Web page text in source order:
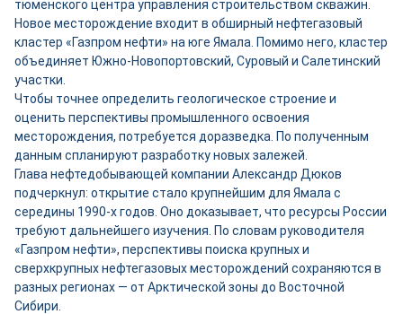
тюменского центра управления строительством скважин.
Новое месторождение входит в обширный нефтегазовый
кластер «Газпром нефти» на юге Ямала. Помимо него, кластер
объединяет Южно‑Новопортовский, Суровый и Салетинский
участки.
Чтобы точнее определить геологическое строение и
оценить перспективы промышленного освоения
месторождения, потребуется доразведка. По полученным
данным спланируют разработку новых залежей.
Глава нефтедобывающей компании Александр Дюков
подчеркнул: открытие стало крупнейшим для Ямала с
середины 1990-х годов. Оно доказывает, что ресурсы России
требуют дальнейшего изучения. По словам руководителя
«Газпром нефти», перспективы поиска крупных и
сверхкрупных нефтегазовых месторождений сохраняются в
разных регионах — от Арктической зоны до Восточной
Сибири.